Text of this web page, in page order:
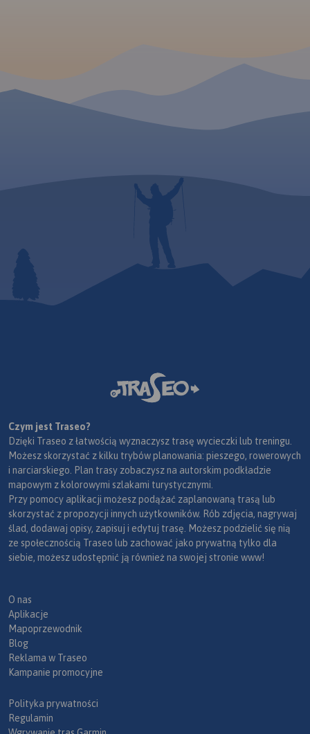
Czym jest Traseo?
Dzięki Traseo z łatwością wyznaczysz trasę wycieczki lub treningu.
Możesz skorzystać z kilku trybów planowania: pieszego, rowerowych
i narciarskiego. Plan trasy zobaczysz na autorskim podkładzie
mapowym z kolorowymi szlakami turystycznymi.
Przy pomocy aplikacji możesz podążać zaplanowaną trasą lub
skorzystać z propozycji innych użytkowników. Rób zdjęcia, nagrywaj
ślad, dodawaj opisy, zapisuj i edytuj trasę. Możesz podzielić się nią
ze społecznością Traseo lub zachować jako prywatną tylko dla
siebie, możesz udostępnić ją również na swojej stronie www!
O nas
Aplikacje
Mapoprzewodnik
Blog
Reklama w Traseo
Kampanie promocyjne
Polityka prywatności
Regulamin